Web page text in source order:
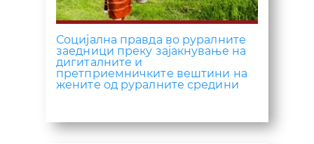
Социјална правда во руралните
заедници преку зајакнување на
дигиталните и
претприемничките вештини на
жените од руралните средини